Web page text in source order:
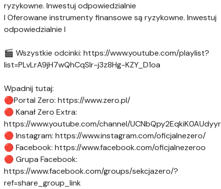
ryzykowne. Inwestuj odpowiedzialnie
I Oferowane instrumenty finansowe są ryzykowne. Inwestuj
odpowiedzialnie I
🎬 Wszystkie odcinki: https://www.youtube.com/playlist?
list=PLvLrA9jH7wQhCqSlr-j3z8Hg-KZY_D1oa
Wpadnij tutaj:
🔴Portal Zero: https://www.zero.pl/
🔴 Kanał Zero Extra:
https://www.youtube.com/channel/
🔴 Instagram: https://www.instagram.com/oficjalnezero/
🔴 Facebook: https://www.facebook.com/oficjalnezeroo
🔴 Grupa Facebook:
https://www.facebook.com/groups/sekcjazero/?
ref=share_group_link